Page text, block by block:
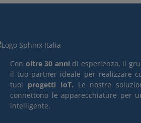
Con oltre 30 anni di esperienza, il
il tuo partner ideale per realizzare
tuoi progetti IoT. Le nostre
connettono le apparecchiature per
intelligente.